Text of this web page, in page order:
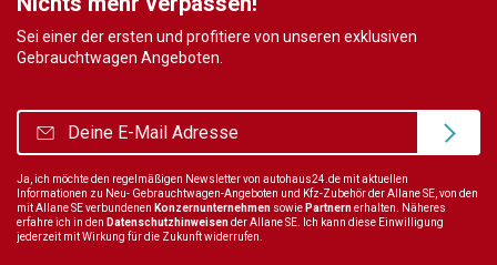
Sei einer der ersten und profitiere von unseren exklusiven
Gebrauchtwagen Angeboten.
Ja, ich möchte den regelmäßigen Newsletter von autohaus24.de mit aktuellen
Informationen zu Neu- Gebrauchtwagen-Angeboten und Kfz-Zubehör der Allane SE, von den
mit Allane SE verbundenen Konzernunternehmen sowie Partnernerhalten. Näheres
erfahre ich in den Datenschutzhinweisender Allane SE. Ich kann diese Einwilligung
jederzeit mit Wirkung für die Zukunft widerrufen.